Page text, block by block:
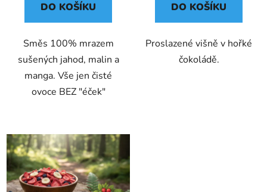
DO KOŠÍKU
Směs 100% mrazem
sušených jahod, malin a
manga. Vše jen čisté
ovoce BEZ "éček"
DO KOŠÍKU
Proslazené višně v hořké
čokoládě.